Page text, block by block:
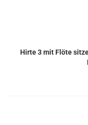
Hirte 3 mit Flöte